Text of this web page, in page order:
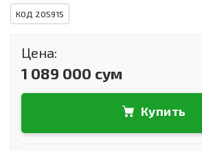
КОД 205915
Цена:
1 089 000 сум
Купить